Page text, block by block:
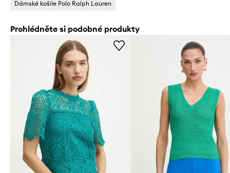
Dámské košile Polo Ralph Lauren
Prohlédněte si podobné produkty